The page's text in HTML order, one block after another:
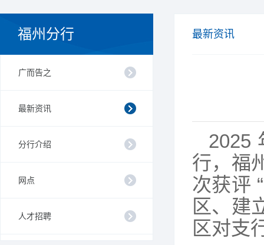
福州分行
广而告之
最新资讯
分行介绍
网点
人才招聘
最新资讯
2025
行，福
次获评
区、建
区对支